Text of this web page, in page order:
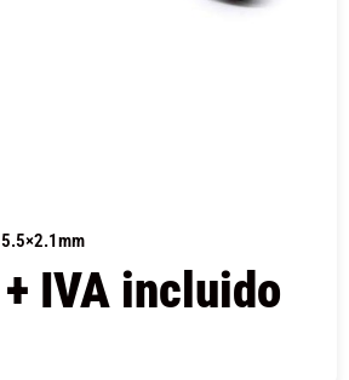
5.5×2.1mm
+ IVA incluido